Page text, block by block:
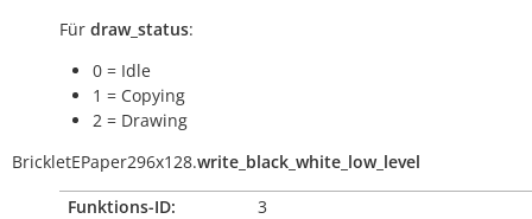
Für draw_status:
0 = Idle
1 = Copying
2 = Drawing
BrickletEPaper296x128.write_black_white_low_level
Funktions-ID:
3